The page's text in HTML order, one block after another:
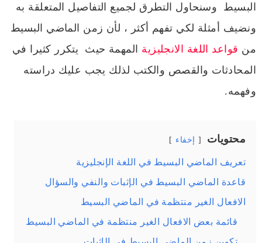
البسيط وسنحاول التطرق لجميع التفاصيل المتعلقة به
ونضيف أمثلة لكي تفهم أكثر ، لأن زمن الماضي البسيط
من قواعد اللغة الانجليزية المهمة حيث يتكرر كثيرا في
المحادثات والقصص والكتب لذلك يجب عليك دراسته
وفهمه.
محتويات إخفاء
تعريف الماضي البسيط في اللغة الإنجليزية
قاعدة الماضي البسيط في الإثبات والنفي والسؤال
الافعال الغير منتظمة في الماضي البسيط
قائمة بعض الافعال الغير منتظمة في الماضي البسيط